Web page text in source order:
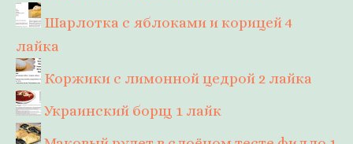
Шарлотка с яблоками и корицей4
лайка
Коржики с лимонной цедрой 2 лайка
Украинский борщ 1 лайк